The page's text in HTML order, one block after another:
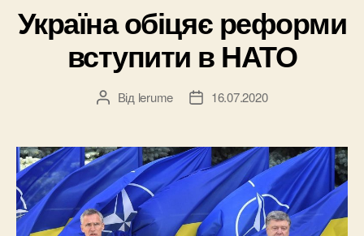
Україна обіцяє реформи
вступити в НАТО
Автор
Від lerume
Дата16.07.2020